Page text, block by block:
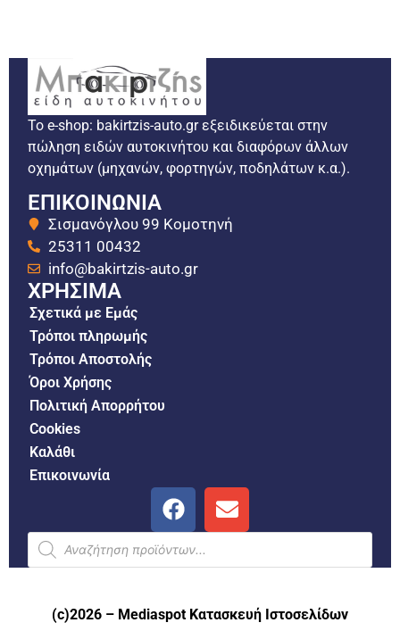
Το e-shop: bakirtzis-auto.gr εξειδικεύεται στην
πώληση ειδών αυτοκινήτου και διαφόρων άλλων
οχημάτων (μηχανών, φορτηγών, ποδηλάτων κ.α.).
ΕΠΙΚΟΙΝΩΝΙΑ
Σισμανόγλου 99 Κομοτηνή
25311 00432
info@bakirtzis-auto.gr
ΧΡΗΣΙΜΑ
Σχετικά με Εμάς
Τρόποι πληρωμής
Τρόποι Αποστολής
Όροι Χρήσης
Πολιτική Απορρήτου
Cookies
Καλάθι
Επικοινωνία
(c)2026 – Mediaspot Κατασκευή Ιστοσελίδων